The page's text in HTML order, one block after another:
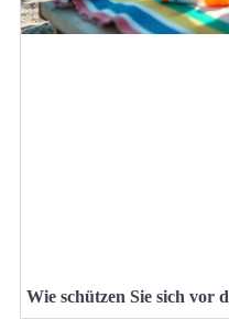
Wie schützen Sie sich vor